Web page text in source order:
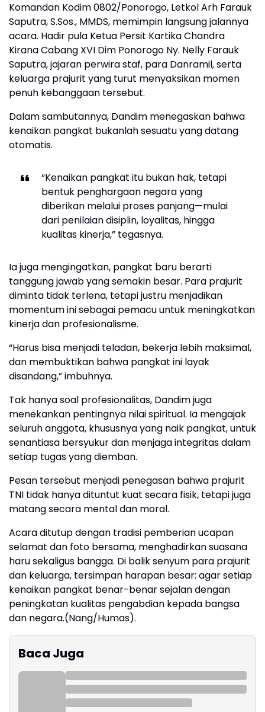
Komandan Kodim 0802/Ponorogo, Letkol Arh Farauk
Saputra, S.Sos., MMDS, memimpin langsung jalannya
acara. Hadir pula Ketua Persit Kartika Chandra
Kirana Cabang XVI Dim Ponorogo Ny. Nelly Farauk
Saputra, jajaran perwira staf, para Danramil, serta
keluarga prajurit yang turut menyaksikan momen
penuh kebanggaan tersebut.
Dalam sambutannya, Dandim menegaskan bahwa
kenaikan pangkat bukanlah sesuatu yang datang
otomatis.
“Kenaikan pangkat itu bukan hak, tetapi
bentuk penghargaan negara yang
diberikan melalui proses panjang—mulai
dari penilaian disiplin, loyalitas, hingga
kualitas kinerja,” tegasnya.
Ia juga mengingatkan, pangkat baru berarti
tanggung jawab yang semakin besar. Para prajurit
diminta tidak terlena, tetapi justru menjadikan
momentum ini sebagai pemacu untuk meningkatkan
kinerja dan profesionalisme.
“Harus bisa menjadi teladan, bekerja lebih maksimal,
dan membuktikan bahwa pangkat ini layak
disandang,” imbuhnya.
Tak hanya soal profesionalitas, Dandim juga
menekankan pentingnya nilai spiritual. Ia mengajak
seluruh anggota, khususnya yang naik pangkat, untuk
senantiasa bersyukur dan menjaga integritas dalam
setiap tugas yang diemban.
Pesan tersebut menjadi penegasan bahwa prajurit
TNI tidak hanya dituntut kuat secara fisik, tetapi juga
matang secara mental dan moral.
Acara ditutup dengan tradisi pemberian ucapan
selamat dan foto bersama, menghadirkan suasana
haru sekaligus bangga. Di balik senyum para prajurit
dan keluarga, tersimpan harapan besar: agar setiap
kenaikan pangkat benar-benar sejalan dengan
peningkatan kualitas pengabdian kepada bangsa
dan negara.(Nang/Humas).
Baca Juga